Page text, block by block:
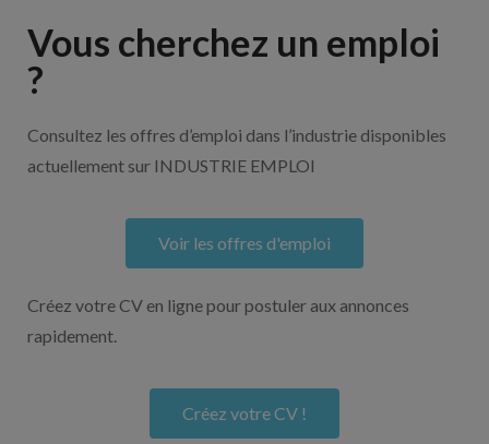
Vous cherchez un emploi
?
Consultez les offres d’emploi dans l’industrie disponibles
actuellement sur INDUSTRIE EMPLOI
Voir les offres d'emploi
Créez votre CV en ligne pour postuler aux annonces
rapidement.
Créez votre CV !